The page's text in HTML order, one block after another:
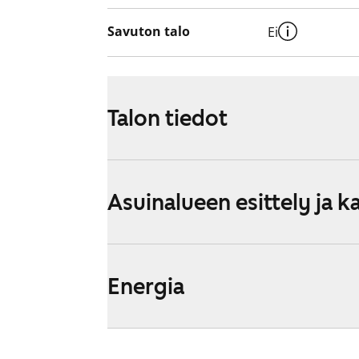
Savuton talo Ei
Talon tiedot
Asuinalueen esittely ja
Energia